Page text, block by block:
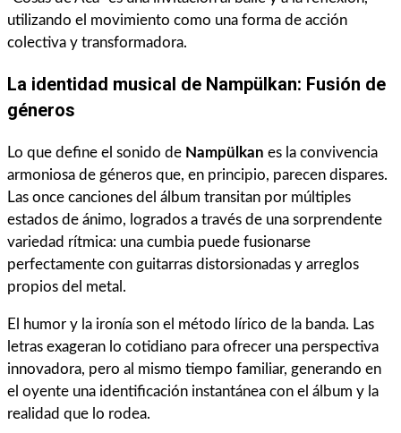
utilizando el movimiento como una forma de acción
colectiva y transformadora.
La identidad musical de Nampülkan: Fusión de
géneros
Lo que define el sonido de Nampülkan es la convivencia
armoniosa de géneros que, en principio, parecen dispares.
Las once canciones del álbum transitan por múltiples
estados de ánimo, logrados a través de una sorprendente
variedad rítmica: una cumbia puede fusionarse
perfectamente con guitarras distorsionadas y arreglos
propios del metal.
El humor y la ironía son el método lírico de la banda. Las
letras exageran lo cotidiano para ofrecer una perspectiva
innovadora, pero al mismo tiempo familiar, generando en
el oyente una identificación instantánea con el álbum y la
realidad que lo rodea.